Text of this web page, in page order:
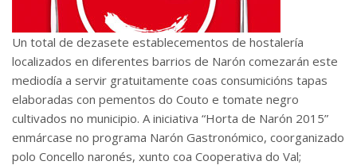
Un total de dezasete establecementos de hostalería
localizados en diferentes barrios de Narón comezarán este
mediodía a servir gratuitamente coas consumicións tapas
elaboradas con pementos do Couto e tomate negro
cultivados no municipio. A iniciativa “Horta de Narón 2015”
enmárcase no programa Narón Gastronómico, coorganizado
polo Concello naronés, xunto coa Cooperativa do Val;